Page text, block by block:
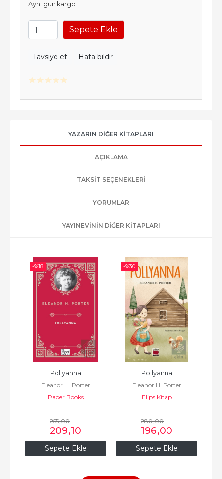
Aynı gün kargo
Sepete Ekle
Tavsiye et Hata bildir
YAZARIN DIĞER KITAPLARI
AÇIKLAMA
TAKSIT SEÇENEKLERI
YORUMLAR
YAYINEVININ DIĞER KITAPLARI
-%18
Sepete Ekle
Pollyanna
Eleanor H. Porter
Paper Books
255,00
209,10
-%30
Sepete Ekle
Pollyanna
Eleanor H. Porter
Elips Kitap
280,00
196,00